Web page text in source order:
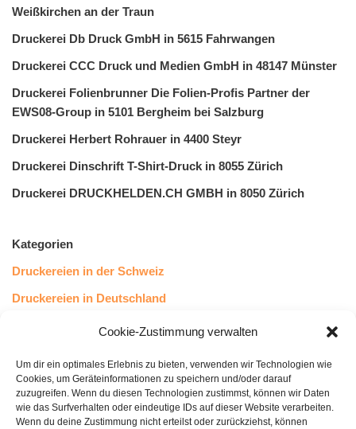
Cookie-Zustimmung verwalten
Um dir ein optimales Erlebnis zu bieten, verwenden wir Technologien wie
Cookies, um Geräteinformationen zu speichern und/oder darauf
zuzugreifen. Wenn du diesen Technologien zustimmst, können wir Daten
wie das Surfverhalten oder eindeutige IDs auf dieser Website verarbeiten.
Wenn du deine Zustimmung nicht erteilst oder zurückziehst, können
Weißkirchen an der Traun
Druckerei Db Druck GmbH in 5615 Fahrwangen
Druckerei CCC Druck und Medien GmbH in 48147 Münster
Druckerei Folienbrunner Die Folien-Profis Partner der
EWS08-Group in 5101 Bergheim bei Salzburg
Druckerei Herbert Rohrauer in 4400 Steyr
Druckerei Dinschrift T-Shirt-Druck in 8055 Zürich
Druckerei DRUCKHELDEN.CH GMBH in 8050 Zürich
Kategorien
Druckereien in der Schweiz
Druckereien in Deutschland
Druckereien in Österreich
Kundenstimmen